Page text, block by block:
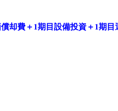
却費＋1期目設備投資＋1期目